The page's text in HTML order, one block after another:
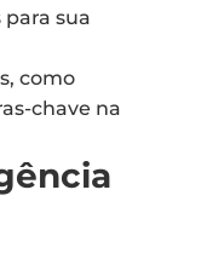
sua
como
chave na